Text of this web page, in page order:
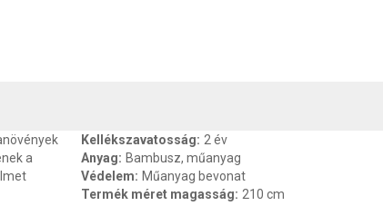
a
Kellékszavatosság: 2 év
Anyag: Bambusz, műanyag
Védelem: Műanyag bevonat
Termék méret magasság: 210 cm